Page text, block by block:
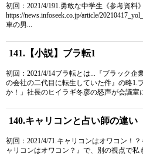
初回：2021/4/191.勇敢な中学生《参考資料》
https://news.infoseek.co.jp/article/
車の男...
141.【小説】ブラ転1
初回：2021/4/14ブラ転とは...『ブラック企
の会社の二代目に転生していた件』の略1.
か！」社長のヒイラギ冬彦の怒声が会議室
140.キャリコンと占い師の違い
初回：2021/4/71.キャリコンはオワコン！
ャリコンはオワコン？』で、別の視点で